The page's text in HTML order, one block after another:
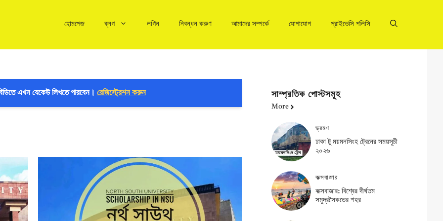
হোমপেজ ব্লগ লগিন নিবন্ধন করুণ আমাদের সম্পর্কে যোগাযোগ প্রাইভেসি পলিসি
এখন যেকেউ লিখতে পারবেন। রেজিস্ট্রেশন করুন সাম্প্রতিক পোস্টসমূহ
More
ভ্রমণ
ঢাকা টু ময়মনসিংহ ট্রেনের সময়সূচী
২০২৬
কক্সবাজার
কক্সবাজার: বিশ্বের দীর্ঘতম
সমুদ্রসৈকতের শহর